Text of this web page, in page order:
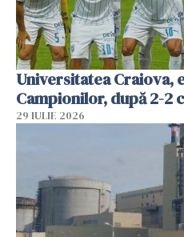
Universitatea Craiova,
Campionilor, după 2-2
29 IULIE 2026